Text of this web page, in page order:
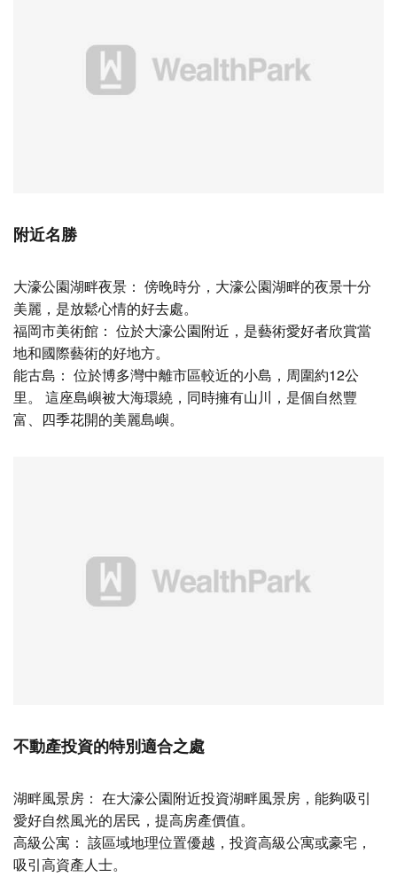
附近名勝
大濠公園湖畔夜景： 傍晚時分，大濠公園湖畔的夜景十分
美麗，是放鬆心情的好去處。
福岡市美術館： 位於大濠公園附近，是藝術愛好者欣賞當
地和國際藝術的好地方。
能古島： 位於博多灣中離市區較近的小島，周圍約12公
里。 這座島嶼被大海環繞，同時擁有山川，是個自然豐
富、四季花開的美麗島嶼。
不動產投資的特別適合之處
湖畔風景房： 在大濠公園附近投資湖畔風景房，能夠吸引
愛好自然風光的居民，提高房產價值。
高級公寓： 該區域地理位置優越，投資高級公寓或豪宅，
吸引高資產人士。